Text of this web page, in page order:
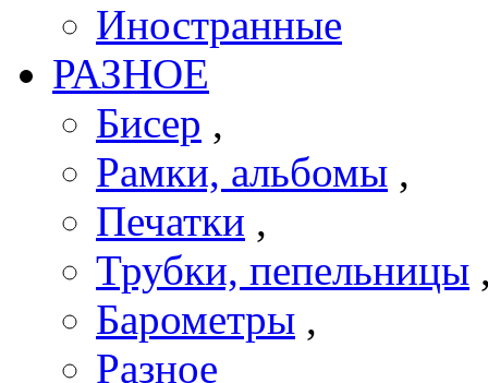
Иностранные
РАЗНОЕ
Бисер ,
Рамки, альбомы ,
Печатки ,
Трубки, пепельницы
Барометры ,
Разное